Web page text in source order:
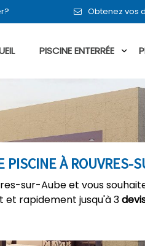
Obtenez vos
PISCINE ENTERRÉE
PISCINE À ROUVRES-
sur-Aube et vous
et rapidement jusqu'à 3